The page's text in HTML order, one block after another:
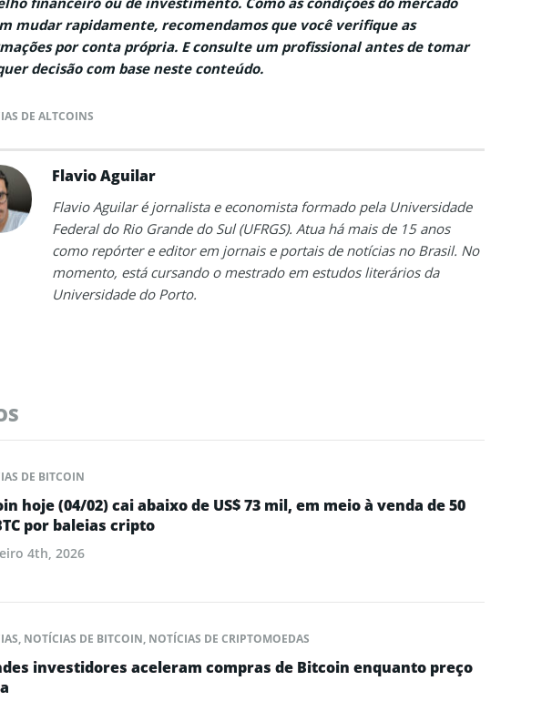
mudar rapidamente, recomendamos que você verifique as
por conta própria. E consulte um profissional antes de tomar
decisão com base neste conteúdo.
DE ALTCOINS
Flavio Aguilar
Flavio Aguilar é jornalista e economista formado pela Universidade
Federal do Rio Grande do Sul (UFRGS). Atua há mais de 15 anos
como repórter e editor em jornais e portais de notícias no Brasil. No
momento, está cursando o mestrado em estudos literários da
Universidade do Porto.
DE BITCOIN
hoje (04/02) cai abaixo de US$ 73 mil, em meio à venda de 50
por baleias cripto
4th, 2026
, NOTÍCIAS DE BITCOIN, NOTÍCIAS DE CRIPTOMOEDAS
investidores aceleram compras de Bitcoin enquanto preço